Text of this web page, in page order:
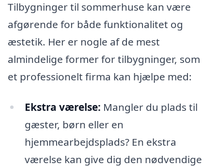
Tilbygninger til sommerhuse kan være
afgørende for både funktionalitet og
æstetik. Her er nogle af de mest
almindelige former for tilbygninger, som
et professionelt firma kan hjælpe med:
Ekstra værelse: Mangler du plads til
gæster, børn eller en
hjemmearbejdsplads? En ekstra
værelse kan give dig den nødvendige